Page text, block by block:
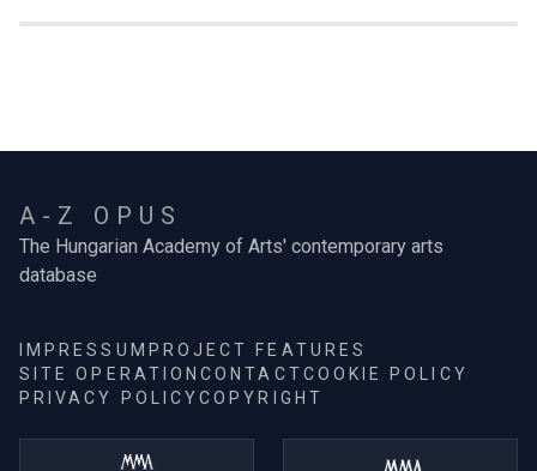
A-Z OPUS
The Hungarian Academy of Arts' contemporary arts
database
IMPRESSUM PROJECT FEATURES
SITE OPERATIONCONTACTCOOKIE POLICY
PRIVACY POLICYCOPYRIGHT